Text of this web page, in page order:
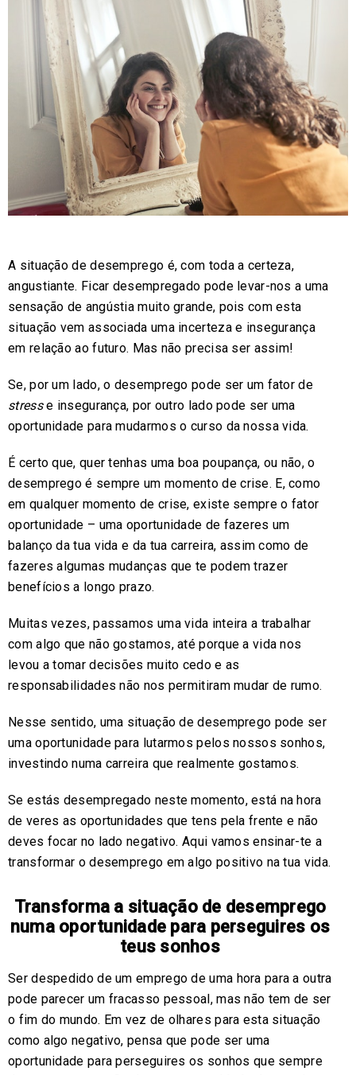
A situação de desemprego é, com toda a certeza,
angustiante. Ficar desempregado pode levar-nos a uma
sensação de angústia muito grande, pois com esta
situação vem associada uma incerteza e insegurança
em relação ao futuro. Mas não precisa ser assim!
Se, por um lado, o desemprego pode ser um fator de
stresse insegurança, por outro lado pode ser uma
oportunidade para mudarmos o curso da nossa vida.
É certo que, quer tenhas uma boa poupança, ou não, o
desemprego é sempre um momento de crise. E, como
em qualquer momento de crise, existe sempre o fator
oportunidade – uma oportunidade de fazeres um
balanço da tua vida e da tua carreira, assim como de
fazeres algumas mudanças que te podem trazer
benefícios a longo prazo.
Muitas vezes, passamos uma vida inteira a trabalhar
com algo que não gostamos, até porque a vida nos
levou a tomar decisões muito cedo e as
responsabilidades não nos permitiram mudar de rumo.
Nesse sentido, uma situação de desemprego pode ser
uma oportunidade para lutarmos pelos nossos sonhos,
investindo numa carreira que realmente gostamos.
Se estás desempregado neste momento, está na hora
de veres as oportunidades que tens pela frente e não
deves focar no lado negativo. Aqui vamos ensinar-te a
transformar o desemprego em algo positivo na tua vida.
Transforma a situação de desemprego
numa oportunidade para perseguires os
teus sonhos
Ser despedido de um emprego de uma hora para a outra
pode parecer um fracasso pessoal, mas não tem de ser
o fim do mundo. Em vez de olhares para esta situação
como algo negativo, pensa que pode ser uma
oportunidade para perseguires os sonhos que sempre